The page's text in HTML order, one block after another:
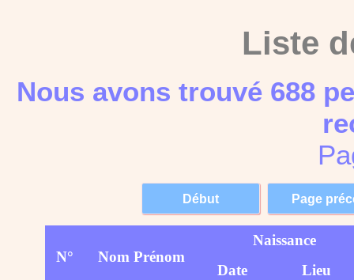
Liste
Nous avons trouvé 688
N° Nom Prénom
Naissance
Date
Lieu